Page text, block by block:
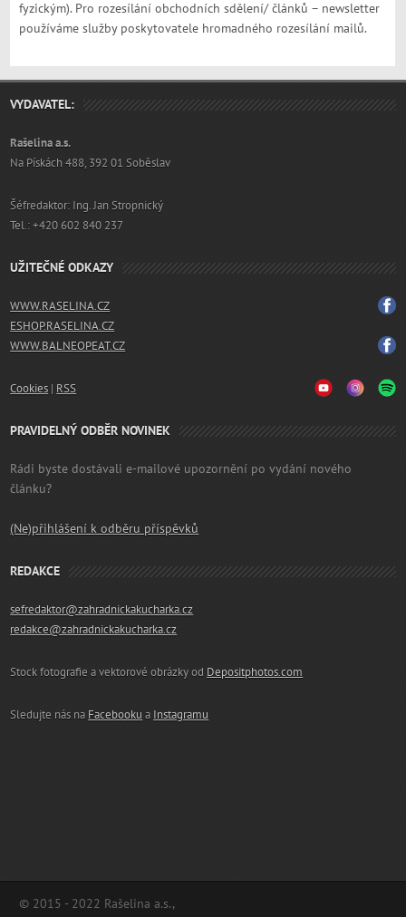
fyzickým). Pro rozesílání obchodních sdělení/ článků – newsletter
používáme služby poskytovatele hromadného rozesílání mailů.
VYDAVATEL:
Rašelina a.s.
Na Pískách 488, 392 01 Soběslav
Šéfredaktor: Ing. Jan Stropnický
Tel.: +420 602 840 237
UŽITEČNÉ ODKAZY
WWW.RASELINA.CZ
ESHOP.RASELINA.CZ
WWW.BALNEOPEAT.CZ
Cookies | RSS
PRAVIDELNÝ ODBĚR NOVINEK
Rádi byste dostávali e-mailové upozornění po vydání nového
článku?
(Ne)přihlášení k odběru příspěvků
REDAKCE
sefredaktor@zahradnickakucharka.cz
redakce@zahradnickakucharka.cz
Stock fotografie a vektorové obrázky od Depositphotos.com
Sledujte nás na Facebooku a Instagramu
© 2015 - 2022 Rašelina a.s.,